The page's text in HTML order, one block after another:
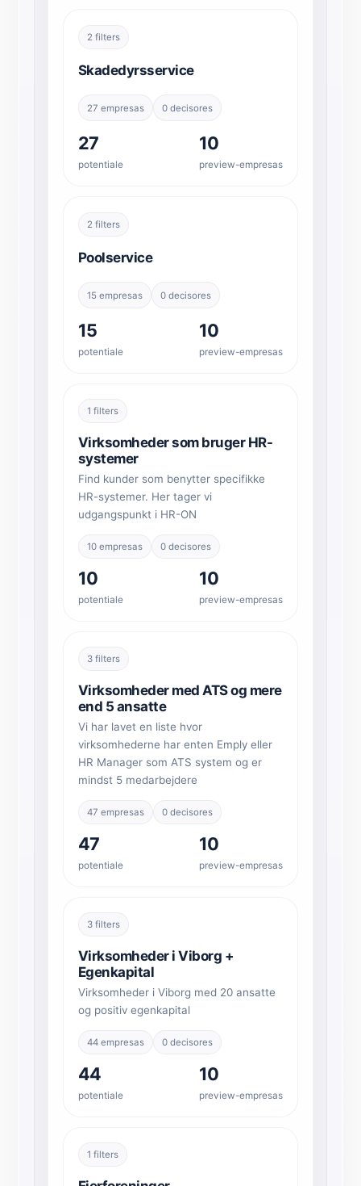
2 filters
Skadedyrsservice
27 empresas 0 decisores
27
potentiale
10
preview-empresas
2 filters
Poolservice
15 empresas 0 decisores
15
potentiale
10
preview-empresas
1 filters
Virksomheder som bruger HR-
systemer
Find kunder som benytter specifikke
HR-systemer. Her tager vi
udgangspunkt i HR-ON
10 empresas 0 decisores
10
potentiale
10
preview-empresas
3 filters
Virksomheder med ATS og mere
end 5 ansatte
Vi har lavet en liste hvor
virksomhederne har enten Emply eller
HR Manager som ATS system og er
mindst 5 medarbejdere
47 empresas 0 decisores
47
potentiale
10
preview-empresas
3 filters
Virksomheder i Viborg +
Egenkapital
Virksomheder i Viborg med 20 ansatte
og positiv egenkapital
44 empresas 0 decisores
44
potentiale
10
preview-empresas
1 filters